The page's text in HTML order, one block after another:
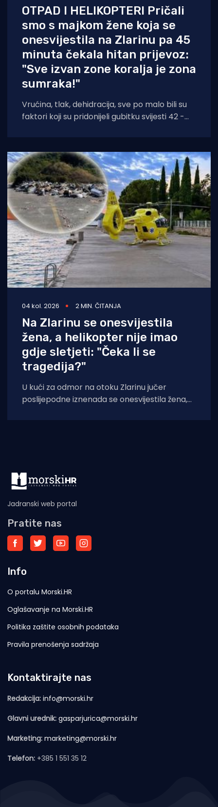
OTPAD I HELIKOPTERI Pričali
smo s majkom žene koja se
onesvijestila na Zlarinu pa 45
minuta čekala hitan prijevoz:
"Sve izvan zone koralja je zona
sumraka!"
Vrućina, tlak, dehidracija, sve po malo bili su
faktori koji su pridonijeli gubitku svijesti 42 -
04 kol. 2026 2 MIN. ČITANJA
Na Zlarinu se onesvijestila
žena, a helikopter nije imao
gdje sletjeti: "Čeka li se
tragedija?"
U kući za odmor na otoku Zlarinu jučer
poslijepodne iznenada se onesvijestila žena,
Jadranski web portal
Pratite nas
Info
O portalu Morski.HR
Oglašavanje na Morski.HR
Politika zaštite osobnih podataka
Pravila prenošenja sadržaja
Kontaktirajte nas
Redakcija: info@morski.hr
Glavni urednik: gasparjurica@morski.hr
Marketing: marketing@morski.hr
Telefon: +385 1 551 35 12